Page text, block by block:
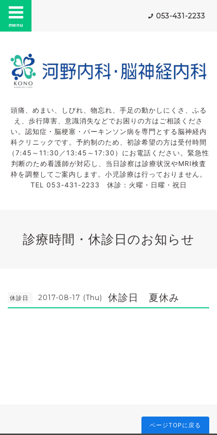
menu
053-431-2233
頭痛、めまい、しびれ、物忘れ、手足の動かしにくさ、ふる
え、歩行障害、意識消失などでお困りの方はご相談くださ
い。認知症・脳梗塞・パーキンソン病を専門とする脳神経内
科クリニックです。予約制のため、初診希望の方は受付時間
（7:45～11:30／13:45～17:30）にお電話ください。緊急性
判断のため看護師が対応し、当日診察は診療状況やMRI検査
枠を調整してご案内します。小児診療は行っておりません。
TEL 053-431-2233 休診：火曜・日曜・祝日
診療時間・休診日のお知らせ
休診日 2017-08-17 (Thu) 休診日 夏休み
ページTOPに戻る